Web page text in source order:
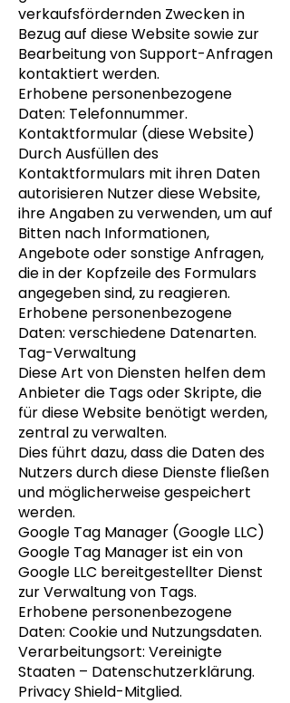
verkaufsfördernden Zwecken in
Bezug auf diese Website sowie zur
Bearbeitung von Support-Anfragen
kontaktiert werden.
Erhobene personenbezogene
Daten: Telefonnummer.
Kontaktformular (diese Website)
Durch Ausfüllen des
Kontaktformulars mit ihren Daten
autorisieren Nutzer diese Website,
ihre Angaben zu verwenden, um auf
Bitten nach Informationen,
Angebote oder sonstige Anfragen,
die in der Kopfzeile des Formulars
angegeben sind, zu reagieren.
Erhobene personenbezogene
Daten: verschiedene Datenarten.
Tag-Verwaltung
Diese Art von Diensten helfen dem
Anbieter die Tags oder Skripte, die
für diese Website benötigt werden,
zentral zu verwalten.
Dies führt dazu, dass die Daten des
Nutzers durch diese Dienste fließen
und möglicherweise gespeichert
werden.
Google Tag Manager (Google LLC)
Google Tag Manager ist ein von
Google LLC bereitgestellter Dienst
zur Verwaltung von Tags.
Erhobene personenbezogene
Daten: Cookie und Nutzungsdaten.
Verarbeitungsort: Vereinigte
Staaten – Datenschutzerklärung.
Privacy Shield-Mitglied.